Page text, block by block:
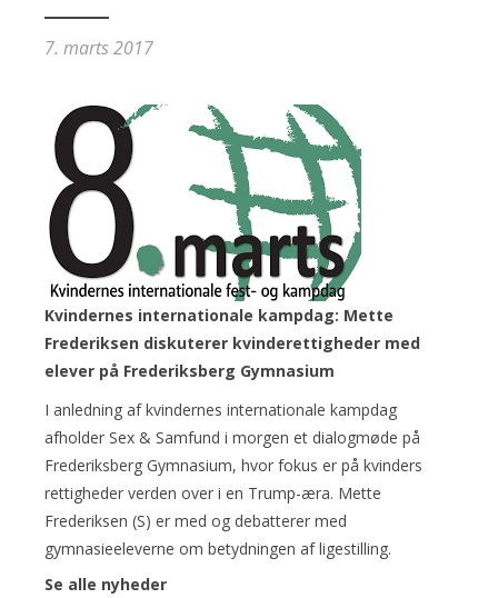
7. marts 2017
Kvindernes internationale kampdag: Mette
Frederiksen diskuterer kvinderettigheder med
elever på Frederiksberg Gymnasium
I anledning af kvindernes internationale kampdag
afholder Sex & Samfund i morgen et dialogmøde på
Frederiksberg Gymnasium, hvor fokus er på kvinders
rettigheder verden over i en Trump-æra. Mette
Frederiksen (S) er med og debatterer med
gymnasieeleverne om betydningen af ligestilling.
Se alle nyheder